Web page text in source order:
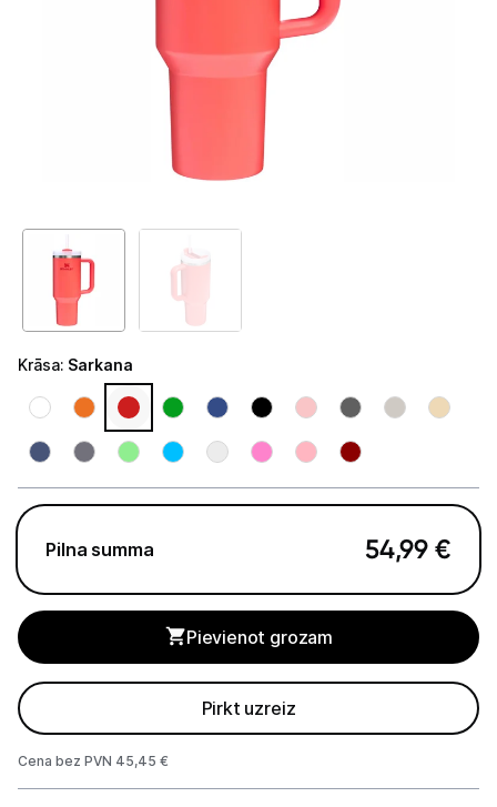
Telefoni, planšetdatori
Viedierīces
Sadzīves tehnika
Lielā tehnika
Mazā tehnika
Kafijas automāti
Kafijas dzirnaviņas
Kafijas automātu aksesuāri
Apkopes produkti
Servēšanas piederumi
Termosi un termokrūzes
Klimata iekārtas
Apģērbu kopšana
Krāsa: Sarkana
Pilna summa 54,99 €
Pievienot grozam
Pirkt uzreiz
Cena bez PVN 45,45 €